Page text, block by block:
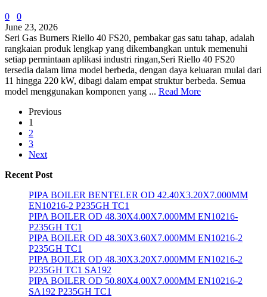
0
0
June 23, 2026
Seri Gas Burners Riello 40 FS20, pembakar gas satu tahap, adalah
rangkaian produk lengkap yang dikembangkan untuk memenuhi
setiap permintaan aplikasi industri ringan,Seri Riello 40 FS20
tersedia dalam lima model berbeda, dengan daya keluaran mulai dari
11 hingga 220 kW, dibagi dalam empat struktur berbeda. Semua
model menggunakan komponen yang ... Read More
Previous
1
2
3
Next
Recent Post
PIPA BOILER BENTELER OD 42.40X3.20X7.000MM
EN10216-2 P235GH TC1
PIPA BOILER OD 48.30X4.00X7.000MM EN10216-
P235GH TC1
PIPA BOILER OD 48.30X3.60X7.000MM EN10216-2
P235GH TC1
PIPA BOILER OD 48.30X3.20X7.000MM EN10216-2
P235GH TC1 SA192
PIPA BOILER OD 50.80X4.00X7.000MM EN10216-2
SA192 P235GH TC1